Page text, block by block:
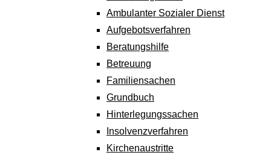
Ambulanter Sozialer Dienst
Aufgebotsverfahren
Beratungshilfe
Betreuung
Familiensachen
Grundbuch
Hinterlegungssachen
Insolvenzverfahren
Kirchenaustritte